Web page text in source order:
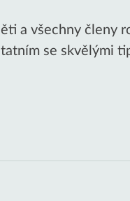
a všechny členy
se skvělými